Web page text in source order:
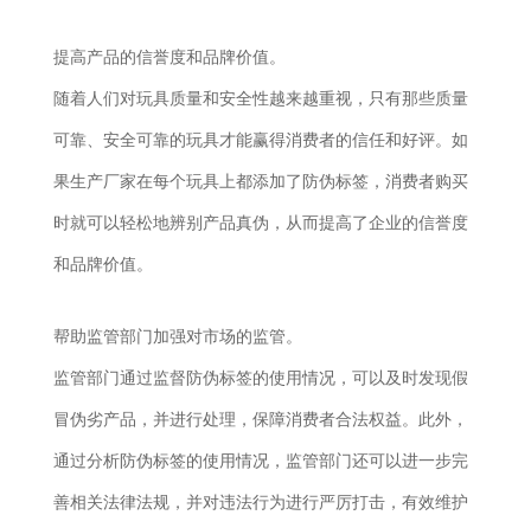
提高产品的信誉度和品牌价值。
随着人们对玩具质量和安全性越来越重视，只有那些质量
可靠、安全可靠的玩具才能赢得消费者的信任和好评。如
果生产厂家在每个玩具上都添加了防伪标签，消费者购买
时就可以轻松地辨别产品真伪，从而提高了企业的信誉度
和品牌价值。
帮助监管部门加强对市场的监管。
监管部门通过监督防伪标签的使用情况，可以及时发现假
冒伪劣产品，并进行处理，保障消费者合法权益。此外，
通过分析防伪标签的使用情况，监管部门还可以进一步完
善相关法律法规，并对违法行为进行严厉打击，有效维护